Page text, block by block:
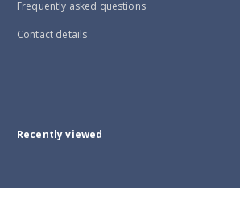
Frequently asked questions
Contact details
Recently viewed